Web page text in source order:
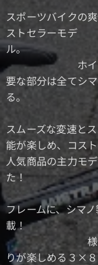
スポーツバイクの
ストセラーモデ
ホイール、駆
要な部分は全てシ
スムーズな変速と
能が楽しめ、コス
人気商品の主力モ
軽量でサ
フレームに、シマ
様々なシチ
りが楽しめる３×